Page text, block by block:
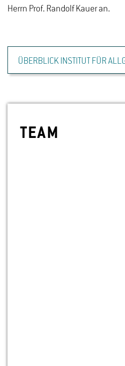
Herrn Prof. Randolf Kauer an.
ÜBERBLICK INSTITUT FÜR
TEAM